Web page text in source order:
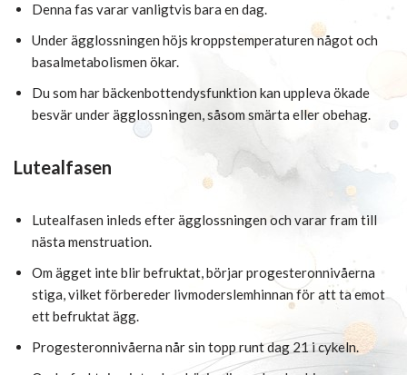
Denna fas varar vanligtvis bara en dag.
Under ägglossningen höjs kroppstemperaturen något och
basalmetabolismen ökar.
Du som har bäckenbottendysfunktion kan uppleva ökade
besvär under ägglossningen, såsom smärta eller obehag.
Lutealfasen
Lutealfasen inleds efter ägglossningen och varar fram till
nästa menstruation.
Om ägget inte blir befruktat, börjar progesteronnivåerna
stiga, vilket förbereder livmoderslemhinnan för att ta emot
ett befruktat ägg.
Progesteronnivåerna når sin topp runt dag 21 i cykeln.